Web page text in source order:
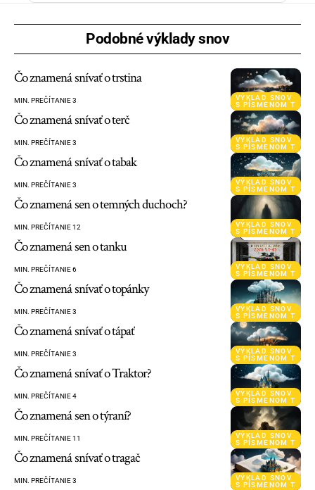
Podobné výklady snov
VÝKLAD SNOV
S PÍSMENOM T
Čo znamená snívať o trstina
MIN. PREČÍTANIE 3
VÝKLAD SNOV
S PÍSMENOM T
Čo znamená snívať o terč
MIN. PREČÍTANIE 3
VÝKLAD SNOV
S PÍSMENOM T
Čo znamená snívať o tabak
MIN. PREČÍTANIE 3
VÝKLAD SNOV
S PÍSMENOM T
Čo znamená sen o temných duchoch?
MIN. PREČÍTANIE 12
VÝKLAD SNOV
S PÍSMENOM T
Čo znamená sen o tanku
MIN. PREČÍTANIE 6
VÝKLAD SNOV
S PÍSMENOM T
Čo znamená snívať o topánky
MIN. PREČÍTANIE 3
VÝKLAD SNOV
S PÍSMENOM T
Čo znamená snívať o tápať
MIN. PREČÍTANIE 3
VÝKLAD SNOV
S PÍSMENOM T
Čo znamená snívať o Traktor?
MIN. PREČÍTANIE 4
VÝKLAD SNOV
S PÍSMENOM T
Čo znamená sen o týraní?
MIN. PREČÍTANIE 11
VÝKLAD SNOV
S PÍSMENOM T
Čo znamená snívať o tragač
MIN. PREČÍTANIE 3